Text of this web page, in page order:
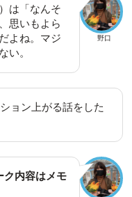
野口
は「なんそ
思いもよら
よね。マジ
い。
ョン上がる話をした
ク内容はメモ